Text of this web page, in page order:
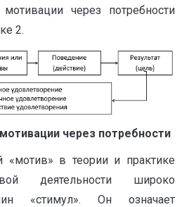
через потребности
2.
через потребности
«мотив» в теории и практике
деятельности широко
«стимул». Он означает